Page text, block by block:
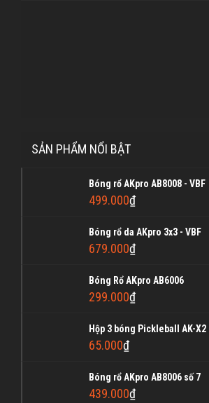
SẢN PHẨM NỔI BẬT
Bóng rổ AKpro AB8008 - VBF
499.000₫
Bóng rổ da AKpro 3x3 - VBF
679.000₫
Bóng Rổ AKpro AB6006
299.000₫
Hộp 3 bóng Pickleball AK-X2
65.000₫
Bóng rổ AKpro AB8006 số 7
439.000₫